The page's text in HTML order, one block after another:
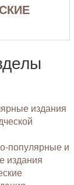
издания
популярные и
издания